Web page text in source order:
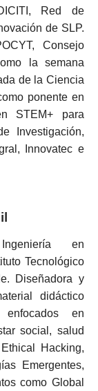
Red de
de SLP.
Consejo
la semana
de la Ciencia
ponente en
STEM+ para
Investigación,
Innovatec e
en
Tecnológico
Diseñadora y
didáctico
en
social, salud
Hacking,
Emergentes,
como Global